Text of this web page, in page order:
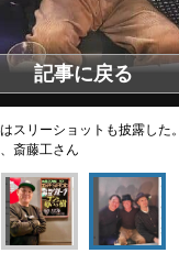
記事に戻る
スリーショットも披露した
斎藤工さん